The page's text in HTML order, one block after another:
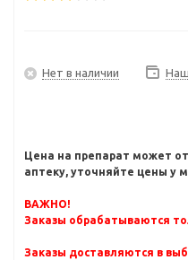
Нет в наличии
Цена на препарат может
аптеку, уточняйте цены у
ВАЖНО!
Заказы обрабатываются
Заказы доставляются в